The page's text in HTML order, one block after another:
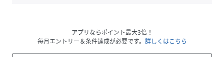
アプリならポイント最大3倍！
毎月エントリー＆条件達成が必要です。 詳しくはこちら